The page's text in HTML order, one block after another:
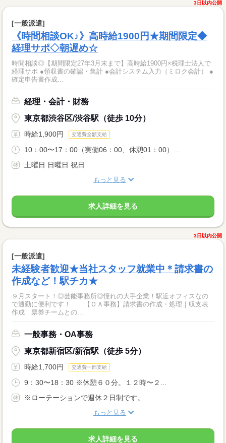
3日以内公開
[一般派遣]
《時間相談OK♪》高時給1900円★期間限定◆
経理サポ◇朝遅め☆
時間相談◎【期間限定27年3月末まで】高時給1900円×税理士法人で
経理サポ ●領収書の確認・集計 ●会計システム入力（ミロク会計） ●
確定申告書作成...
経理・会計・財務
東京都渋谷区/渋谷駅（徒歩 10分）
時給1,900円 交通費全額支給
10：00〜17：00（実働06：00、休憩01：00）...
土曜日 日曜日 祝日
もっと見る
求人詳細を見る
3日以内公開
[一般派遣]
未経験者歓迎★当社スタッフ就業中＊請求書の
作成など！駅チカ★
９月スタート！◎芸能事務所◎憧れの大手企業！駅近オフィスなの
で通勤に便利です！ 【ＯＡ事務】請求書の作成・処理｜収支表
作成｜票券チームとの...
一般事務・OA事務
東京都新宿区/新宿駅（徒歩 5分）
時給1,700円 交通費一部支給
9：30〜18：30 ※休憩６０分。１２時〜２...
※ローテーションで週休２日制です。
もっと見る
求人詳細を見る